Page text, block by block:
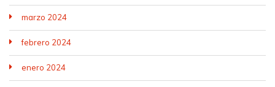
marzo 2024
febrero 2024
enero 2024